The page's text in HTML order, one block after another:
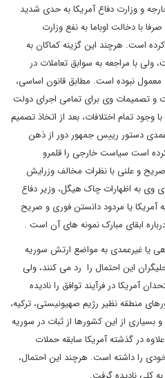
و وزارت دفاع آمریکا به حدی شدید
با دخالت اوباما به نفع وزارت
است. هرچند این گزینه کماکان به
با مراجعه به سوابق تعاملات در
معمول نبوده است. مطابق قانون اساسی،
و تصمیمات وی برای تمامی اجرای دولت
وجود تمام اختلافات، بعد از اتخاذ تصمیم
دستور رییس جمهور دور از ذهن
است سیاست خارجی را قلمرو
و علنی با نظرات مخالف وزرایش
به اظهارات چاک هیگل، وزیر دفاع
یا مردود دانستن فوری و صریح
ابقای مبارک نمونه های آن است .
یا غیرعمدی به مواضع ارتش سوریه
این احتمال را رد می کنند، ولی
آمریکا در فرآیند توافق را نادیده
منطقه نظیر رژیم صهیونیستی، ترکیه،
و بسیاری از این کشورها از ثبات در سوریه
در گذشته آمریکا سابقه حملات
را داشته است. هرچند این احتمال،